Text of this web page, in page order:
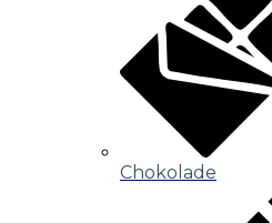
Chokolade